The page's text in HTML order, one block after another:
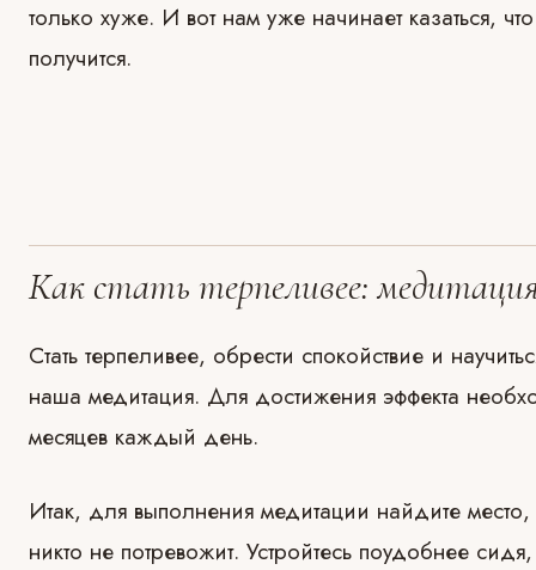
только хуже. И вот нам уже начинает казаться,
получится.
Как стать терпеливее:
Стать терпеливее, обрести спокойствие и
наша медитация. Для достижения эффекта
месяцев каждый день.
Итак, для выполнения медитации найдите
никто не потревожит. Устройтесь поудобнее